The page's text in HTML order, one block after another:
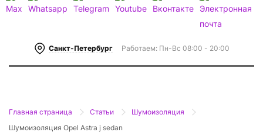
Санкт-Петербург Работаем: Пн-Вс 08:00 - 20:00
Главная страница Статьи
Шумоизоляция
Шумоизоляция Opel Astra j sedan